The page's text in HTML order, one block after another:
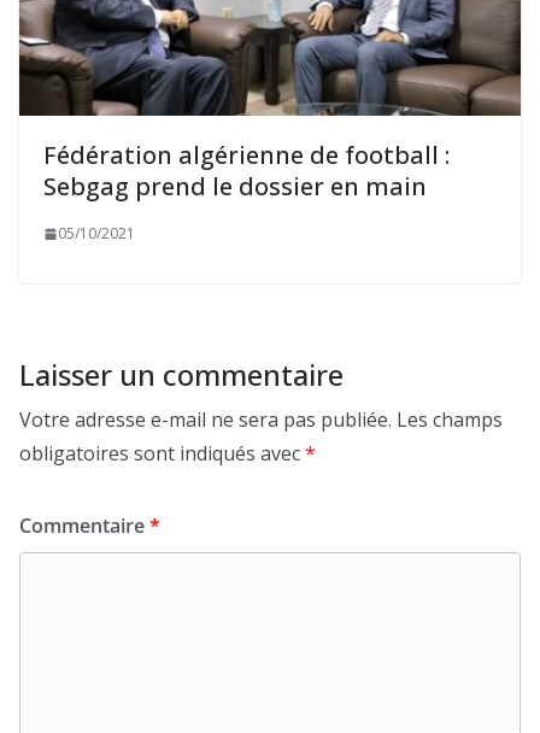
Fédération algérienne de football :
Sebgag prend le dossier en main
05/10/2021
Laisser un commentaire
Votre adresse e-mail ne sera pas publiée. Les champs
obligatoires sont indiqués avec*
Commentaire*